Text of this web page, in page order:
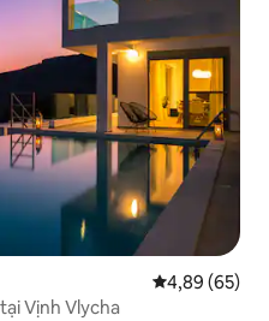
Xếp hạng
4,89 (65)
Vịnh Vlycha